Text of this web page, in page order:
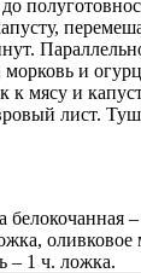
морковь и
к мясу и
лист.
белокочанная
оливковое
– 1 ч. ложка.